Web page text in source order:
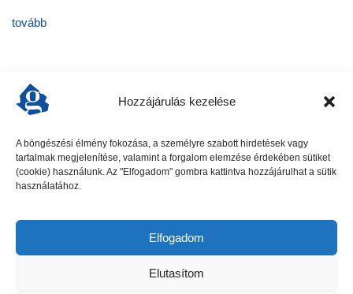
Hozzájárulás kezelése
A böngészési élmény fokozása, a személyre szabott hirdetések vagy
tartalmak megjelenítése, valamint a forgalom elemzése érdekében sütiket
(cookie) használunk. Az "Elfogadom" gombra kattintva hozzájárulhat a sütik
használatához.
Elfogadom
Elutasítom
tovább
előző cikk következő cikk